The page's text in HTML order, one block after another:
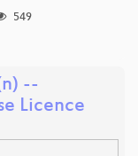
549
--
Licence